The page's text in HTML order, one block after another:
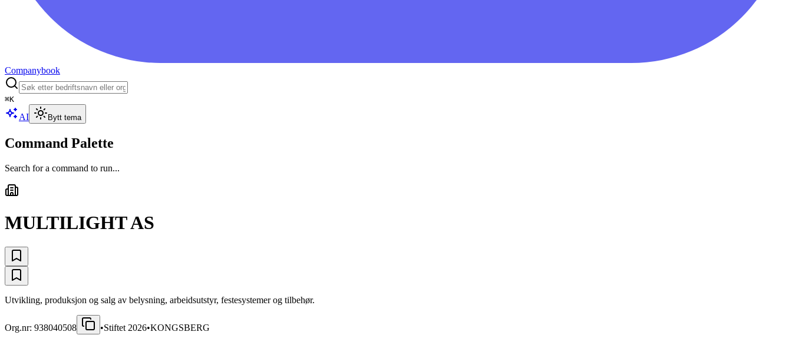
Companybook
⌘K
AI Bytt tema
Command Palette
Search for a command to run...
MULTILIGHT AS
Utvikling, produksjon og salg av belysning, arbeidsutstyr, festesystemer og tilbehør.
Org.nr: 938040508 •Stiftet 2026•KONGSBERG